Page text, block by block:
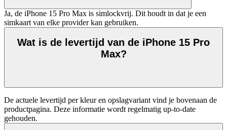
Ja, de iPhone 15 Pro Max is simlockvrij. Dit houdt in dat je een
simkaart van elke provider kan gebruiken.
Wat is de levertijd van de iPhone 15 Pro
Max?
De actuele levertijd per kleur en opslagvariant vind je bovenaan de
productpagina. Deze informatie wordt regelmatig up-to-date
gehouden.